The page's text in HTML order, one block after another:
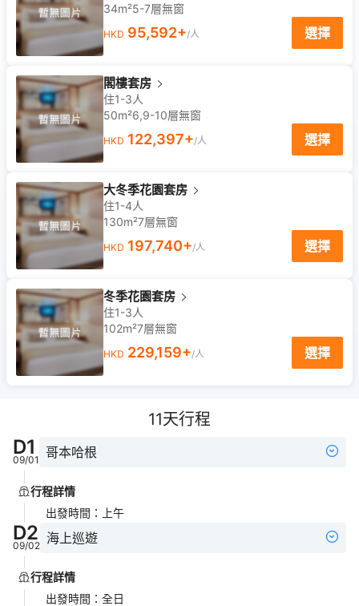
34m²5-7層無窗
HKD 95,592+/人 選擇
閣樓套房
住1-3人
50m²6,9-10層無窗
HKD 122,397+/人 選擇
大冬季花園套房
住1-4人
130m²7層無窗
HKD 197,740+/人 選擇
冬季花園套房
住1-3人
102m²7層無窗
HKD 229,159+/人 選擇
11天行程
D1
09/01 哥本哈根
行程詳情
出發時間 ： 上午
D2
09/02 海上巡遊
行程詳情
出發時間 ： 全日